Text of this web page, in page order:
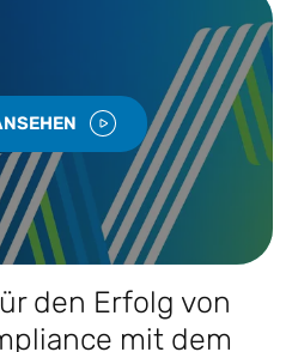
den Erfolg von
mit dem